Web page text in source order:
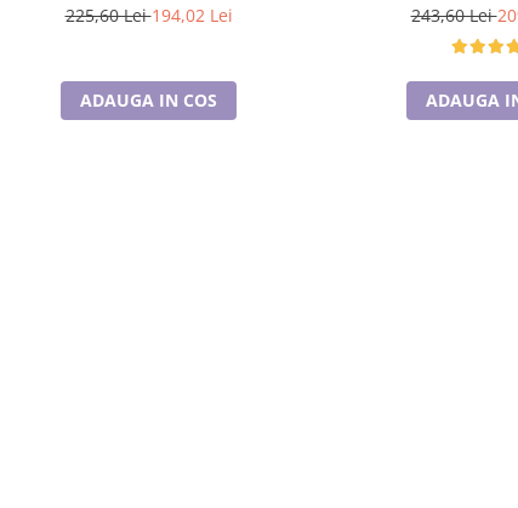
225,60 Lei194,02 Lei
ADAUGA IN COS
243,60 Lei
ADAUGA